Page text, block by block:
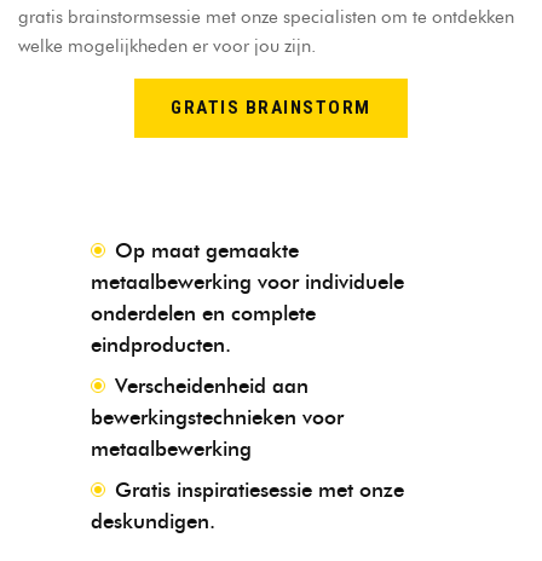
gratis brainstormsessie met onze specialisten om te ontdekken
welke mogelijkheden er voor jou zijn.
GRATIS BRAINSTORM
Op maat gemaakte
metaalbewerking voor individuele
onderdelen en complete
eindproducten.
Verscheidenheid aan
bewerkingstechnieken voor
metaalbewerking
Gratis inspiratiesessie met onze
deskundigen.